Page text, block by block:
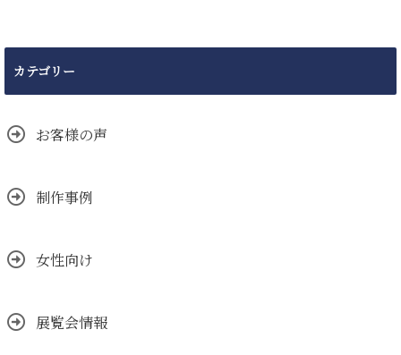
カテゴリー
お客様の声
制作事例
女性向け
展覧会情報